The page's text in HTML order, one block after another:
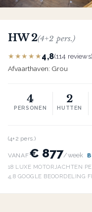
HW 2(4+2 pers.)
★★★★★4,8(114 reviews)
Afvaarthaven: Grou
4
PERSONEN
2
HUTTEN
(4+2 pers.)
VANAF€ 877/week
18 LUXE MOTORJACHTEN·
4,8 GOOGLE BEOORDELING·